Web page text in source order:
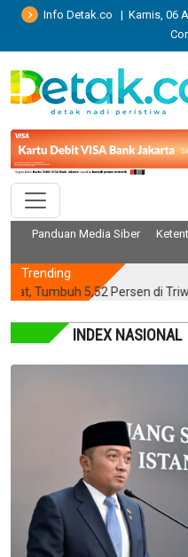
Info Detak.co | Kamis, 06
Panduan Media Siber
Trending
5,52 Persen di Triwulan II
INDEX NASIONAL